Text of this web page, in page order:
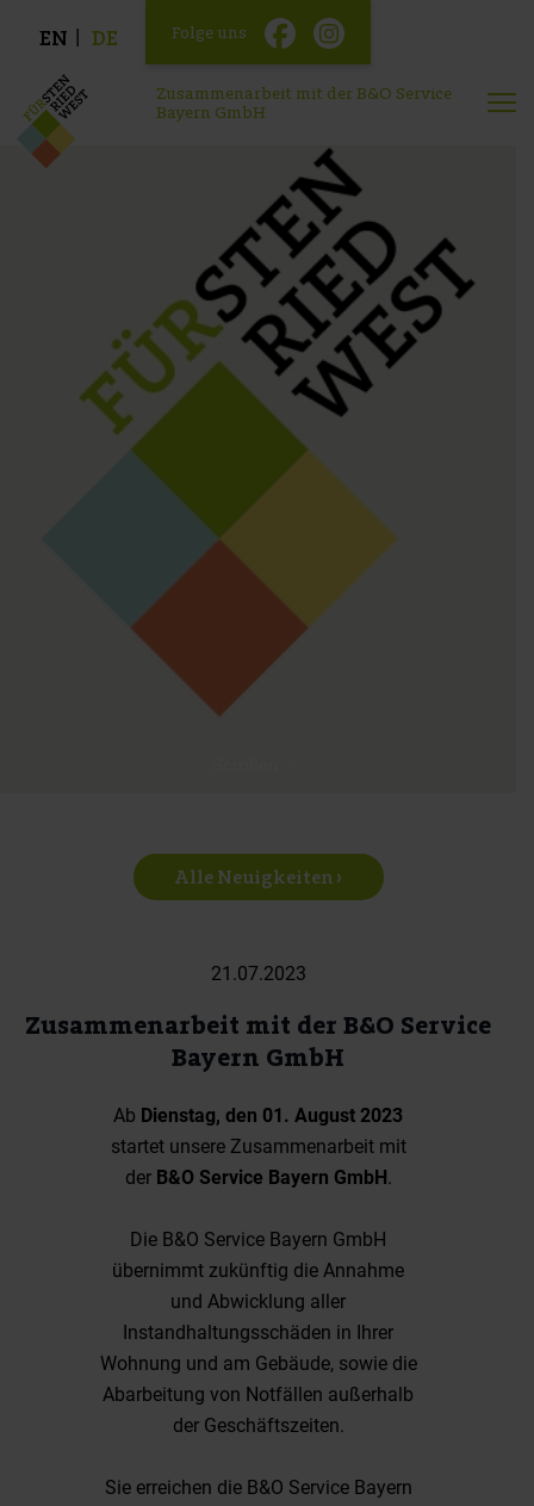
EN DE Folge uns
Zusammenarbeit mit der B&O Service
Bayern GmbH
Alle Neuigkeiten ›
21.07.2023
Zusammenarbeit mit der B&O Service
Bayern GmbH
Ab Dienstag, den 01. August 2023
startet unsere Zusammenarbeit mit
der B&O Service Bayern GmbH.
Die B&O Service Bayern GmbH
übernimmt zukünftig die Annahme
und Abwicklung aller
Instandhaltungsschäden in Ihrer
Wohnung und am Gebäude, sowie die
Abarbeitung von Notfällen außerhalb
der Geschäftszeiten.
Sie erreichen die B&O Service Bayern